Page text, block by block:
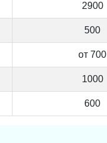
2900
500
от 700
1000
600